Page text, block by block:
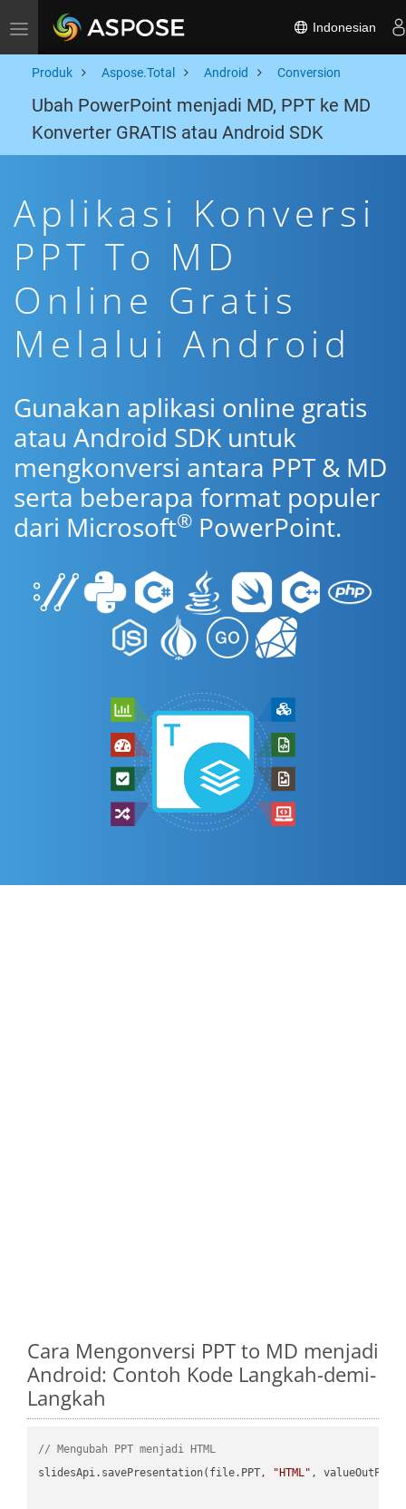
Toggle navigation Indonesian
Produk Aspose.Total Android Conversion
Ubah PowerPoint menjadi MD, PPT ke MD
Konverter GRATIS atau Android SDK
Aplikasi Konversi
PPT To MD
Online Gratis
Melalui Android
Gunakan aplikasi online gratis
atau Android SDK untuk
mengkonversi antara PPT & MD
serta beberapa format populer
dari Microsoft® PowerPoint.
Cara Mengonversi PPT to MD menjadi
Android: Contoh Kode Langkah-demi-
Langkah
// Mengubah PPT menjadi HTML
slidesApi.savePresentation(file.PPT,
"HTML" ,